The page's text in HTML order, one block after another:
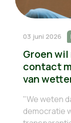
03 juni 2026
Groen
contact
van
"We weten
democratie